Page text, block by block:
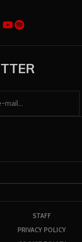
STAFF
PRIVACY POLICY